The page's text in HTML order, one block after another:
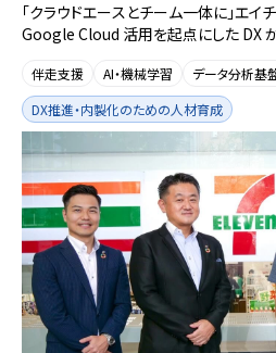
「クラウドエースとチーム一体に」エイ
Google Cloud 活用を起点にした DX
伴走支援 AI・機械学習
データ分析基
DX推進・内製化のための人材育成